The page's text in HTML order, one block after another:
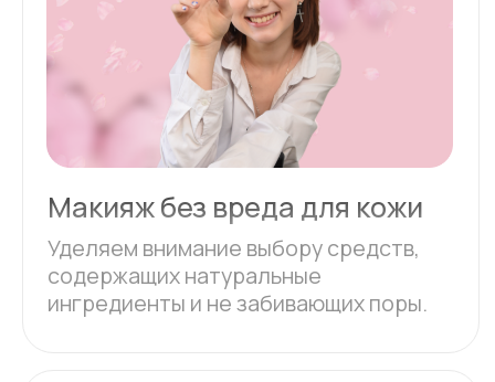
Мастер-класс направлен на
развитие самопринятия и
уверенности в себе.